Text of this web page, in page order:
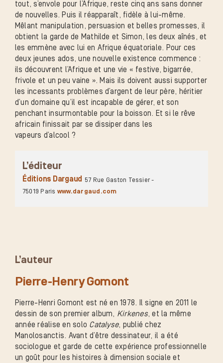
tout, s’envole pour l’Afrique, reste cinq ans sans donner
de nouvelles. Puis il réapparaît, fidèle à lui-même.
Mêlant manipulation, persuasion et belles promesses, il
obtient la garde de Mathilde et Simon, les deux aînés, et
les emmène avec lui en Afrique équatoriale. Pour ces
deux jeunes ados, une nouvelle existence commence :
ils découvrent l’Afrique et une vie « festive, bigarrée,
frivole et un peu vaine ». Mais ils doivent aussi supporter
les incessants problèmes d’argent de leur père, héritier
d’un domaine qu’il est incapable de gérer, et son
penchant insurmontable pour la boisson. Et si le rêve
africain finissait par se dissiper dans les
vapeurs d’alcool ?
L’éditeur
Éditions Dargaud 57 Rue Gaston Tessier -
75019 Paris www.dargaud.com
L’auteur
Pierre-Henry Gomont
Pierre-Henri Gomont est né en 1978. Il signe en 2011 le
dessin de son premier album, Kirkenes, et la même
année réalise en solo Catalyse, publié chez
Manolosanctis. Avant d’être dessinateur, il a été
sociologue et garde de cette expérience professionnelle
un goût pour les histoires à dimension sociale et